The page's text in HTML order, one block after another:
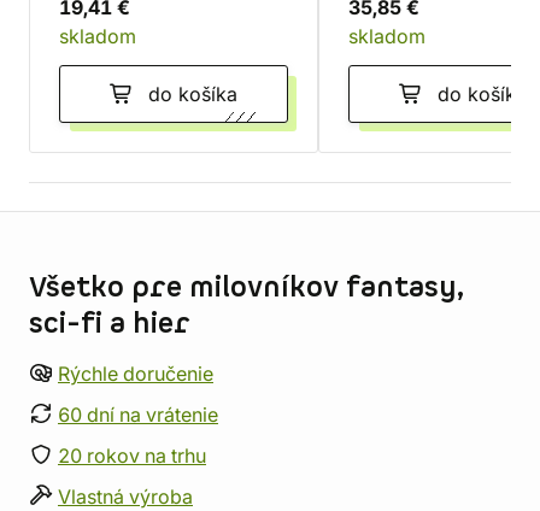
19,41 €
skladom
do košíka
35,85 €
skladom
do košíka
Všetko pre milovníkov fantasy,
sci-fi a hier
Rýchle doručenie
60 dní na vrátenie
20 rokov na trhu
Vlastná výroba